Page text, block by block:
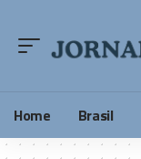
Home Brasil